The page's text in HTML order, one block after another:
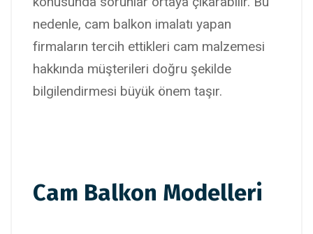
nedenle, cam balkon imalatı yapan
firmaların tercih ettikleri cam malzemesi
hakkında müşterileri doğru şekilde
bilgilendirmesi büyük önem taşır.
Cam Balkon Modelleri